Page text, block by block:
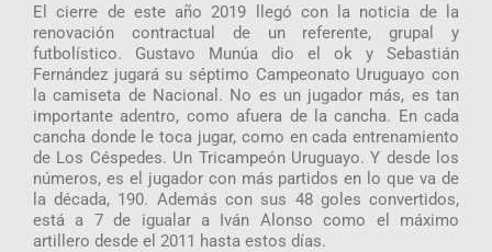
El cierre de este año 2019 llegó con la noticia de la
renovación contractual de un referente, grupal y
futbolístico. Gustavo Munúa dio el ok y Sebastián
Fernández jugará su séptimo Campeonato Uruguayo con
la camiseta de Nacional. No es un jugador más, es tan
importante adentro, como afuera de la cancha. En cada
cancha donde le toca jugar, como en cada entrenamiento
de Los Céspedes. Un Tricampeón Uruguayo. Y desde los
números, es el jugador con más partidos en lo que va de
la década, 190. Además con sus 48 goles convertidos,
está a 7 de igualar a Iván Alonso como el máximo
artillero desde el 2011 hasta estos días.